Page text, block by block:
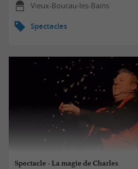
Vieux-Boucau-les-Bains
Spectacles
Spectacle - La magie de Charles